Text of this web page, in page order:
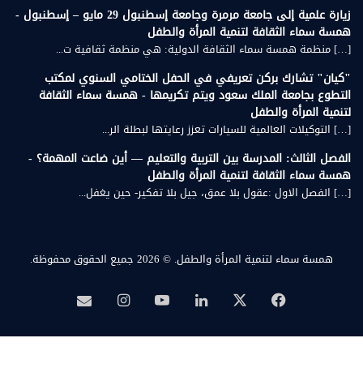
زيارة علمية إلى جامعة مرمرة وجامعة إسطنبول 29 مايو – إسطنبول -
همسة سماء الثقافة لتنمية المرأة والطفل
[…] منظمة همسة سماء الثقافة الدولية: هي منظمة ثقافية ت...
"كيان" تشارك بركن تعريفي في الحفل الختامي السنوي لمكتب
التطوع بجامعة الملك سعود ويتم تكريمها - همسة سماء الثقافة
لتنمية المرأة والطفل
[…] التوكيلات العالمية للسيارات تعزز رعايتها لبطلة الر...
الفصل الثالث: المدرسة بين التربية والتعليم — أين ضاعت المهمة؟ -
همسة سماء الثقافة لتنمية المرأة والطفل
[…] الفصل الاول :عقول بلا عمق، جيل بلا تفكير- حين يغفل...
همسة سماء لتنمية المرأة والطفل. © 2026 جميع الحقوق محفوظة.
فيسبوك لينكدإن‫YouTubeانستقرامبريد
همسة